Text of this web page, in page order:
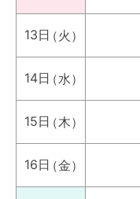
13日（火）
14日（水）
15日（木）
16日（金）